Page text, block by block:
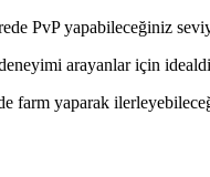
PvP yapabileceğiniz
arayanlar için
farm yaparak